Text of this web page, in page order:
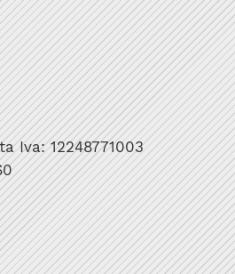
Iva: 12248771003